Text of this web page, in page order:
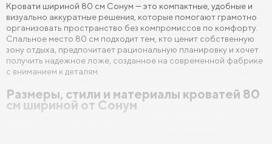
Кровати 160х200 см (Евро размер)
Кровати 180х200 см Кровати 200х200 см (Кинг Сайз)
Кровати с подъемным механизмом
Кровати 160 х 200 с подъемным механизмом и ящиками
Кровати шириной 80 см Сонум — это компактные, удобные и
визуально аккуратные решения, которые помогают грамотно
организовать пространство без компромиссов по комфорту.
Спальное место 80 см подходит тем, кто ценит собственную
зону отдыха, предпочитает рациональную планировку и хочет
получить надежное ложе, созданное на современной фабрике
с вниманием к деталям.
Размеры, стили и материалы кроватей 80
см шириной от Сонум